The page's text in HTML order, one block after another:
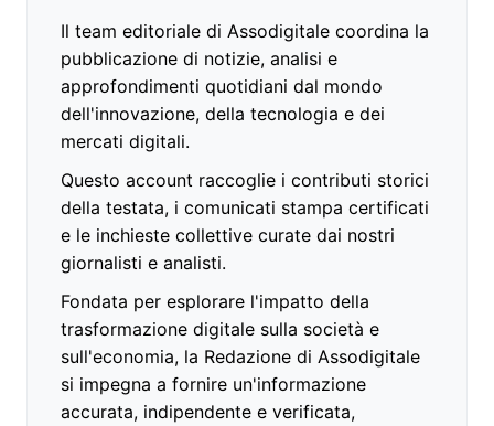
Il team editoriale di Assodigitale coordina la
pubblicazione di notizie, analisi e
approfondimenti quotidiani dal mondo
dell'innovazione, della tecnologia e dei
mercati digitali.
Questo account raccoglie i contributi storici
della testata, i comunicati stampa certificati
e le inchieste collettive curate dai nostri
giornalisti e analisti.
Fondata per esplorare l'impatto della
trasformazione digitale sulla società e
sull'economia, la Redazione di Assodigitale
si impegna a fornire un'informazione
accurata, indipendente e verificata,